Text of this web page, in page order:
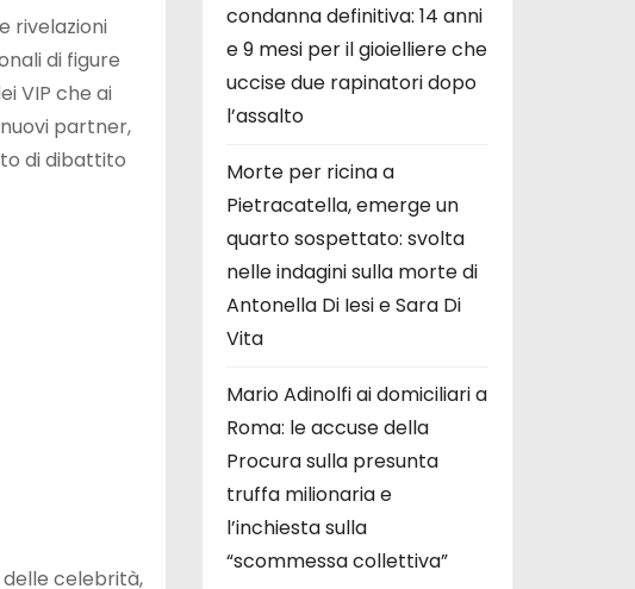
rivelazioni
di figure
VIP che ai
partner,
di dibattito
celebrità,
condanna definitiva: 14 anni
e 9 mesi per il gioielliere che
uccise due rapinatori dopo
l’assalto
Morte per ricina a
Pietracatella, emerge un
quarto sospettato: svolta
nelle indagini sulla morte di
Antonella Di Iesi e Sara Di
Vita
Mario Adinolfi ai domiciliari a
Roma: le accuse della
Procura sulla presunta
truffa milionaria e
l’inchiesta sulla
“scommessa collettiva”